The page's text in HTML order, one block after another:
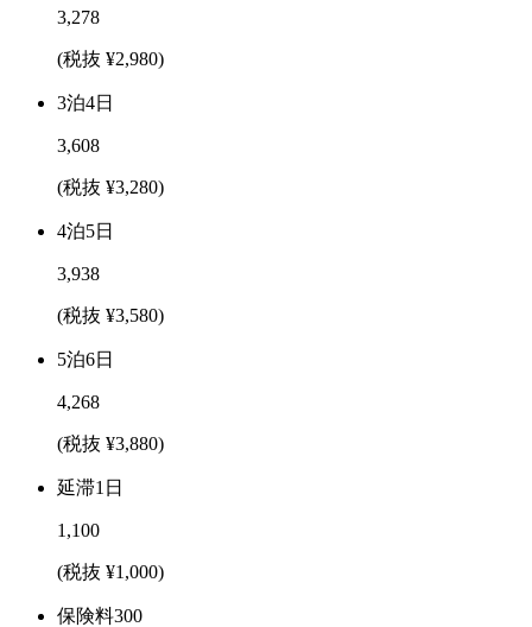
3,278
(税抜 ¥2,980)
3泊4日
3,608
(税抜 ¥3,280)
4泊5日
3,938
(税抜 ¥3,580)
5泊6日
4,268
(税抜 ¥3,880)
延滞1日
1,100
(税抜 ¥1,000)
保険料300